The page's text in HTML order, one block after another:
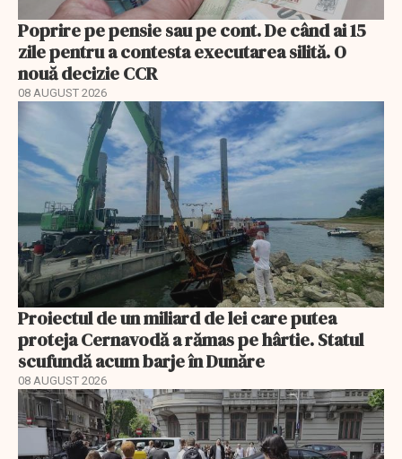
Poprire pe pensie sau pe cont. De când ai 15
zile pentru a contesta executarea silită. O
nouă decizie CCR
08 AUGUST 2026
Proiectul de un miliard de lei care putea
proteja Cernavodă a rămas pe hârtie. Statul
scufundă acum barje în Dunăre
08 AUGUST 2026